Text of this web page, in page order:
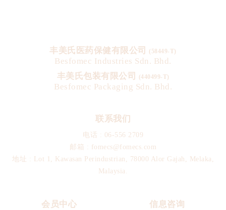
丰美氏医药保健有限公司 (58449-T)
Besfomec Industries Sdn. Bhd.
丰美氏包装有限公司
(440499-T)
Besfomec Packaging Sdn. Bhd.
联系我们
电话 : 06-556 2709
邮箱 : fomecs@fomecs.com
地址 : Lot 1, Kawasan Perindustrian, 78000 Alor Gajah, Melaka,
Malaysia.
会员中心 信息咨询